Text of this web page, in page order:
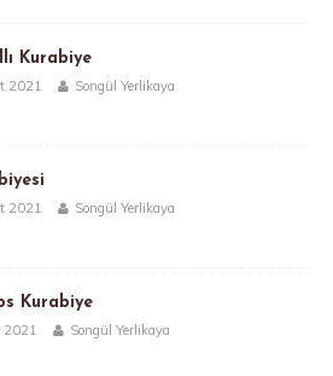
Kurabiye
2021 Songül Yerlikaya
2021 Songül Yerlikaya
Kurabiye
2021 Songül Yerlikaya